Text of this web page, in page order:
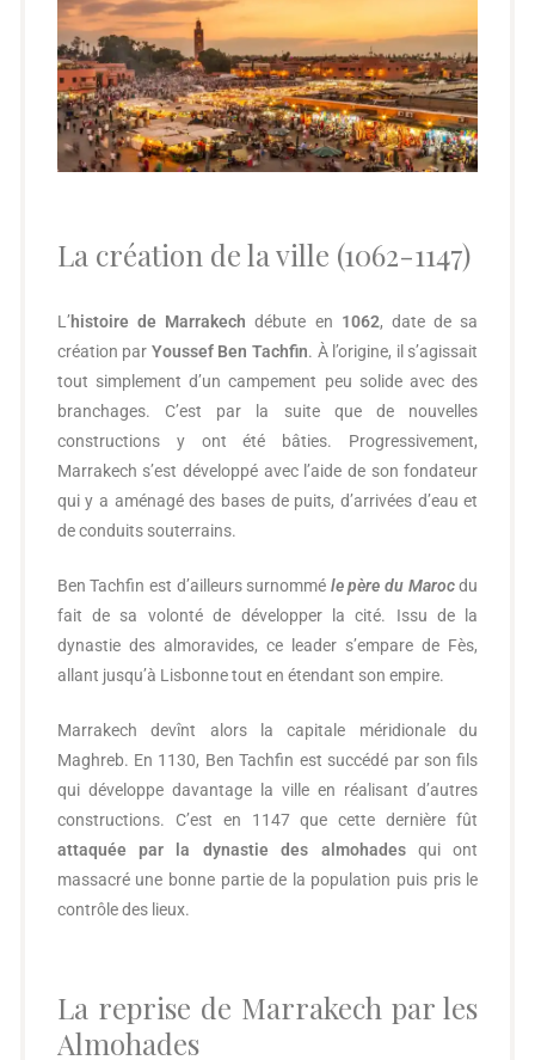
La création de la ville (1062-1147)
L’histoire de Marrakechdébute en 1062, date de sa
création par Youssef Ben Tachfin. À l’origine, il s’agissait
tout simplement d’un campement peu solide avec des
branchages. C’est par la suite que de nouvelles
constructions y ont été bâties. Progressivement,
Marrakech s’est développé avec l’aide de son fondateur
qui y a aménagé des bases de puits, d’arrivées d’eau et
de conduits souterrains.
Ben Tachfin est d’ailleurs surnommé le père du Marocdu
fait de sa volonté de développer la cité. Issu de la
dynastie des almoravides, ce leader s’empare de Fès,
allant jusqu’à Lisbonne tout en étendant son empire.
Marrakech devînt alors la capitale méridionale du
Maghreb. En 1130, Ben Tachfin est succédé par son fils
qui développe davantage la ville en réalisant d’autres
constructions. C’est en 1147 que cette dernière fût
attaquée par la dynastie des almohadesqui ont
massacré une bonne partie de la population puis pris le
contrôle des lieux.
La reprise de Marrakech par les
Almohades